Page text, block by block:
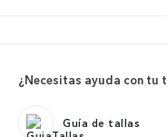
¿Necesitas ayuda con tu
Guía de tallas